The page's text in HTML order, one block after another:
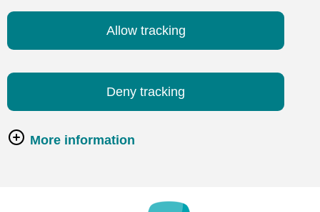
Allow tracking
Deny tracking
More information